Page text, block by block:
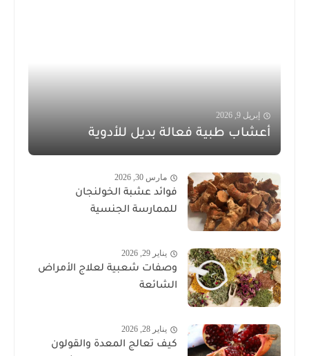
إبريل 9, 2026
أعشاب طبية فعالة بديل للأدوية
مارس 30, 2026
فوائد عشبة الخولنجان
للممارسة الجنسية
يناير 29, 2026
وصفات شعبية لعلاج الأمراض
الشائعة
يناير 28, 2026
كيف تعالج المعدة والقولون